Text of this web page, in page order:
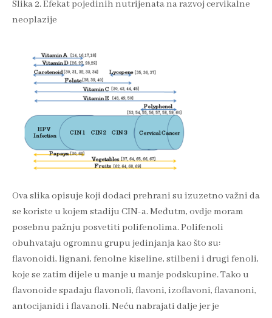
Slika 2. Efekat pojedinih nutrijenata na razvoj cervikalne
neoplazije
Ova slika opisuje koji dodaci prehrani su izuzetno važni da
se koriste u kojem stadiju CIN-a. Međutm, ovdje moram
posebnu pažnju posvetiti polifenolima. Polifenoli
obuhvataju ogromnu grupu jedinjanja kao što su:
flavonoidi, lignani, fenolne kiseline, stilbeni i drugi fenoli,
koje se zatim dijele u manje u manje podskupine. Tako u
flavonoide spadaju flavonoli, flavoni, izoflavoni, flavanoni,
antocijanidi i flavanoli. Neću nabrajati dalje jer je